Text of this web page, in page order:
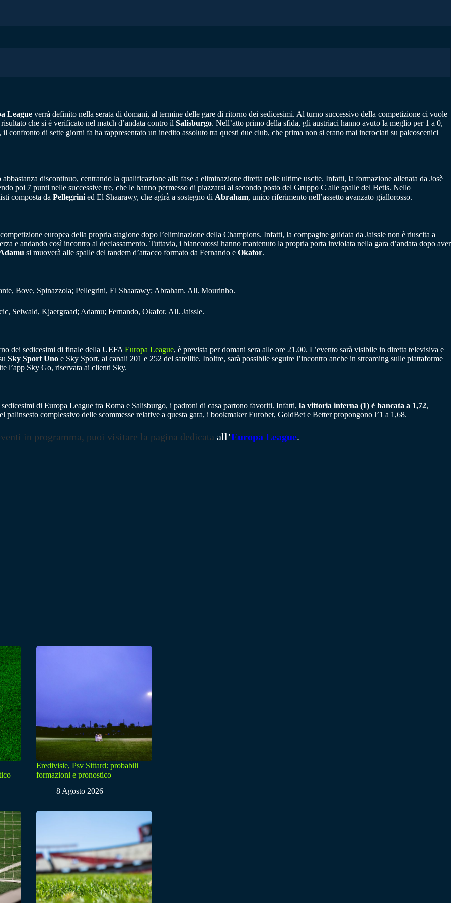
League verrà definito nella serata di domani, al termine delle gare di ritorno dei sedicesimi. Al turno successivo della competizione ci vuole
che si è verificato nel match d’andata contro il Salisburgo. Nell’atto primo della sfida, gli austriaci hanno avuto la meglio per 1 a 0,
di sette giorni fa ha rappresentato un inedito assoluto tra questi due club, che prima non si erano mai incrociati su palcoscenici
abbastanza discontinuo, centrando la qualificazione alla fase a eliminazione diretta nelle ultime uscite. Infatti, la formazione allenata da Josè
poi 7 punti nelle successive tre, che le hanno permesso di piazzarsi al secondo posto del Gruppo C alle spalle del Betis. Nello
composta da Pellegrinied El Shaarawy, che agirà a sostegno di Abraham, unico riferimento nell’assetto avanzato giallorosso.
europea della propria stagione dopo l’eliminazione della Champions. Infatti, la compagine guidata da Jaissle non è riuscita a
e andando così incontro al declassamento. Tuttavia, i biancorossi hanno mantenuto la propria porta inviolata nella gara d’andata dopo aver
si muoverà alle spalle del tandem d’attacco formato da Fernando e Okafor.
Bove, Spinazzola; Pellegrini, El Shaarawy; Abraham. All. Mourinho.
Seiwald, Kjaergraad; Adamu; Fernando, Okafor. All. Jaissle.
dei sedicesimi di finale della UEFA Europa League, è prevista per domani sera alle ore 21.00. L’evento sarà visibile in diretta televisiva e
Sky Sport Uno e Sky Sport, ai canali 201 e 252 del satellite. Inoltre, sarà possibile seguire l’incontro anche in streaming sulle piattaforme
l’app Sky Go, riservata ai clienti Sky.
di Europa League tra Roma e Salisburgo, i padroni di casa partono favoriti. Infatti, la vittoria interna (1) è bancata a 1,72,
complessivo delle scommesse relative a questa gara, i bookmaker Eurobet, GoldBet e Better propongono l’1 a 1,68.
in programma, puoi visitare la pagina dedicata all’Europa League.
Eredivisie, Psv Sittard: probabili
formazioni e pronostico
8 Agosto 2026